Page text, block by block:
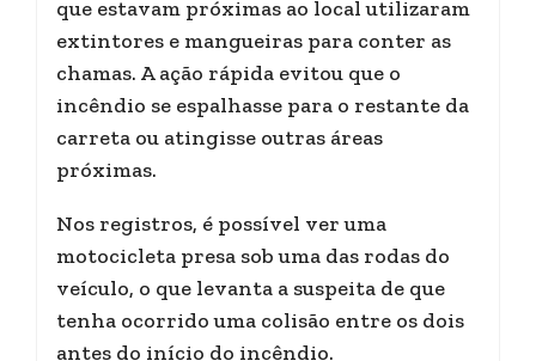
que estavam próximas ao local utilizaram
extintores e mangueiras para conter as
chamas. A ação rápida evitou que o
incêndio se espalhasse para o restante da
carreta ou atingisse outras áreas
próximas.
Nos registros, é possível ver uma
motocicleta presa sob uma das rodas do
veículo, o que levanta a suspeita de que
tenha ocorrido uma colisão entre os dois
antes do início do incêndio.